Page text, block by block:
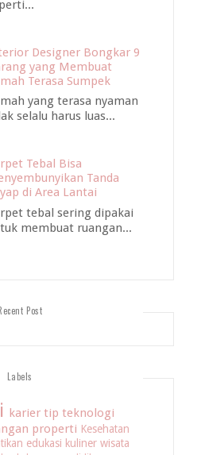
Designer Bongkar 9
yang Membuat
Terasa Sumpek
yang terasa nyaman
selalu harus luas...
Tebal Bisa
Tanda
di Area Lantai
tebal sering dipakai
membuat ruangan...
Post
Labels
karier tip teknologi
properti Kesehatan
edukasi kuliner wisata